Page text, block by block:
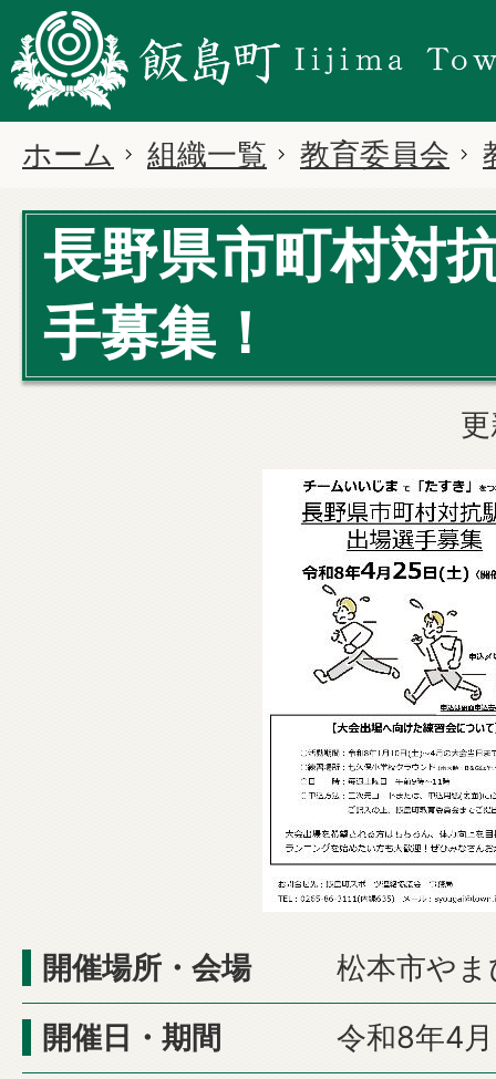
ホーム 組織一覧 教育委員会
長野県市町村対
手募集！
開催場所・会場
松本市や
開催日・期間
令和8年4